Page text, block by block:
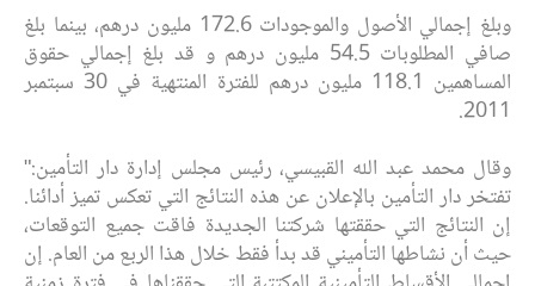
وبلغ إجمالي الأصول والموجودات 172.6 مليون درهم، بينما بلغ
صافي المطلوبات 54.5 مليون درهم و قد بلغ إجمالي حقوق
المساهمين 118.1 مليون درهم للفترة المنتهية في 30 سبتمبر
2011.
وقال محمد عبد الله القبيسي، رئيس مجلس إدارة دار التأمين:"
تفتخر دار التأمين بالإعلان عن هذه النتائج التي تعكس تميز أدائنا.
إن النتائج التي حققتها شركتنا الجديدة فاقت جميع التوقعات،
حيث أن نشاطها التأميني قد بدأ فقط خلال هذا الربع من العام. إن